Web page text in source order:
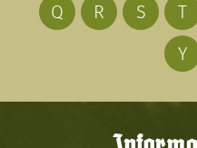
Q
R S T
Y